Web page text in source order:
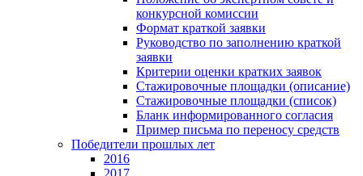
конкурсной комиссии
Формат краткой заявки
Руководство по заполнению краткой
заявки
Критерии оценки кратких заявок
Стажировочные площадки (описание)
Стажировочные площадки (список)
Бланк информированного согласия
Пример письма по переносу средств
Победители прошлых лет
2016
2017